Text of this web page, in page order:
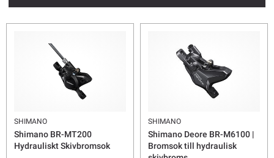
SHIMANO
Shimano BR-MT200
Hydrauliskt Skivbromsok
SHIMANO
Shimano Deore BR-M6100 |
Bromsok till hydraulisk